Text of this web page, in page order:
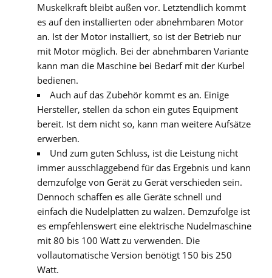
Muskelkraft bleibt außen vor. Letztendlich kommt
es auf den installierten oder abnehmbaren Motor
an. Ist der Motor installiert, so ist der Betrieb nur
mit Motor möglich. Bei der abnehmbaren Variante
kann man die Maschine bei Bedarf mit der Kurbel
bedienen.
Auch auf das Zubehör kommt es an. Einige
Hersteller, stellen da schon ein gutes Equipment
bereit. Ist dem nicht so, kann man weitere Aufsätze
erwerben.
Und zum guten Schluss, ist die Leistung nicht
immer ausschlaggebend für das Ergebnis und kann
demzufolge von Gerät zu Gerät verschieden sein.
Dennoch schaffen es alle Geräte schnell und
einfach die Nudelplatten zu walzen. Demzufolge ist
es empfehlenswert eine elektrische Nudelmaschine
mit 80 bis 100 Watt zu verwenden. Die
vollautomatische Version benötigt 150 bis 250
Watt.